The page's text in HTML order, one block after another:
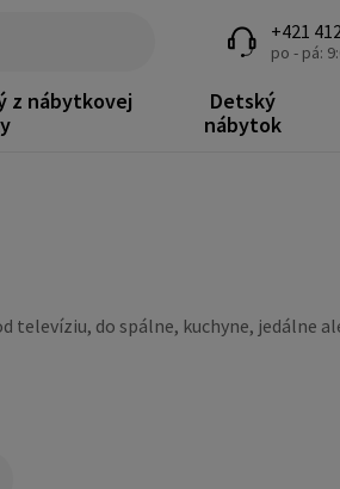
+421
po - pá:
z nábytkovej
Detský
nábytok
televíziu, do spálne, kuchyne, jedálne